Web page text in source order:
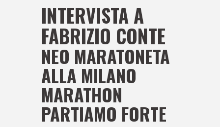
INTERVISTA A
FABRIZIO CONTE
NEO MARATONETA
ALLA MILANO
MARATHON
PARTIAMO FORTE